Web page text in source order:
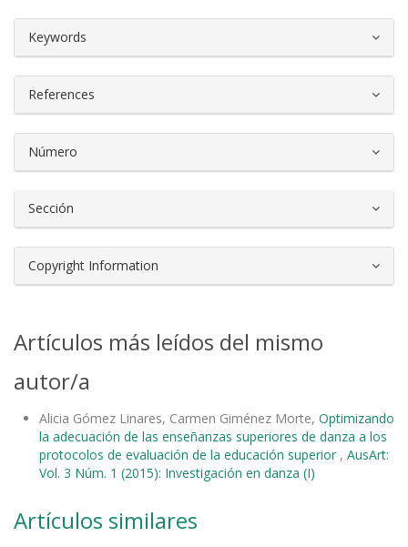
Keywords
References
Número
Sección
Copyright Information
Artículos más leídos del mismo
autor/a
Alicia Gómez Linares, Carmen Giménez Morte, Optimizando
la adecuación de las enseñanzas superiores de danza a los
protocolos de evaluación de la educación superior , AusArt:
Vol. 3 Núm. 1 (2015): Investigación en danza (I)
Artículos similares